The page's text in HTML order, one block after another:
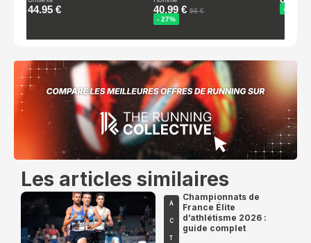
Les articles similaires
A
C
T
Championnats de
France Élite
d’athlétisme 2026 :
guide complet